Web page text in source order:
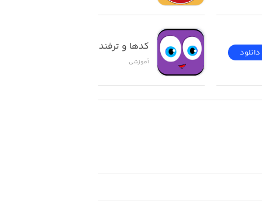
دانلود کدها و ترفندهای ios
آموزشی